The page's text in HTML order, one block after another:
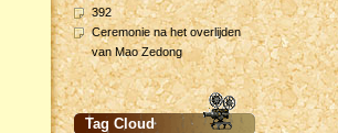
392
Ceremonie na het overlijden
van Mao Zedong
Tag Cloud